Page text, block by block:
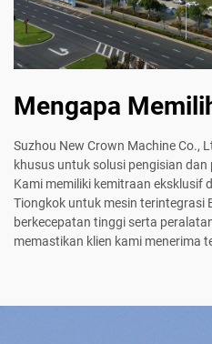
Mengapa
Suzhou New Crown Machine Co.,
khusus untuk solusi pengisian
Kami memiliki kemitraan eksklusif
Tiongkok untuk mesin terintegrasi
berkecepatan tinggi serta
memastikan klien kami menerima